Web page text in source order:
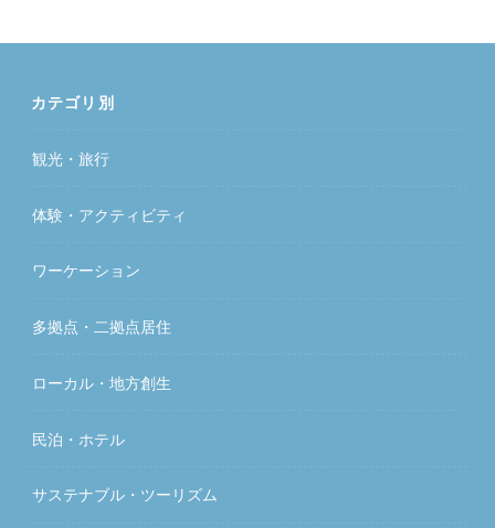
カテゴリ別
観光・旅行
体験・アクティビティ
ワーケーション
多拠点・二拠点居住
ローカル・地方創生
民泊・ホテル
サステナブル・ツーリズム